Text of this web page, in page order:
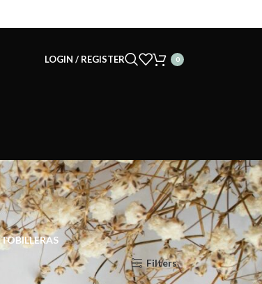
LOGIN / REGISTER 0
TOBILLERAS
18 24 Filters